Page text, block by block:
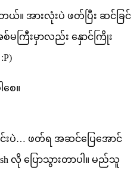
ယ်။ အားလုံးပဲ ဖတ်ပြီး ဆင်ခြင်
မကြီးမှာလည်း နှောင်ကြိုး
ေ။
ပဲ… ဖတ်ရ အဆင်ပြေအောင်
လို ပြောသွားတာပါ။ မည်သူ